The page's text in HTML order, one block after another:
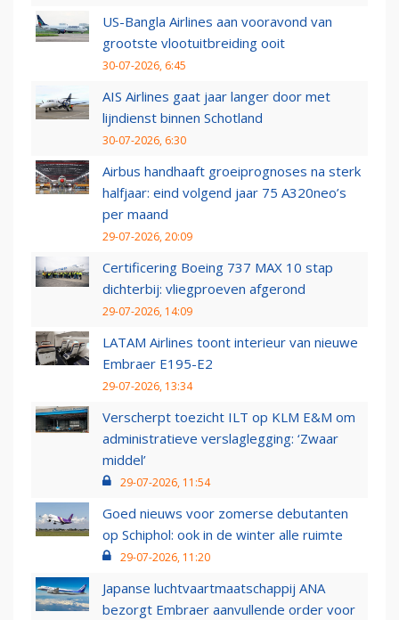
US-Bangla Airlines aan vooravond van
grootste vlootuitbreiding ooit
30-07-2026, 6:45
AIS Airlines gaat jaar langer door met
lijndienst binnen Schotland
30-07-2026, 6:30
Airbus handhaaft groeiprognoses na sterk
halfjaar: eind volgend jaar 75 A320neo’s
per maand
29-07-2026, 20:09
Certificering Boeing 737 MAX 10 stap
dichterbij: vliegproeven afgerond
29-07-2026, 14:09
LATAM Airlines toont interieur van nieuwe
Embraer E195-E2
29-07-2026, 13:34
Verscherpt toezicht ILT op KLM E&M om
administratieve verslaglegging: ‘Zwaar
middel’
29-07-2026, 11:54
Goed nieuws voor zomerse debutanten
op Schiphol: ook in de winter alle ruimte
29-07-2026, 11:20
Japanse luchtvaartmaatschappij ANA
bezorgt Embraer aanvullende order voor